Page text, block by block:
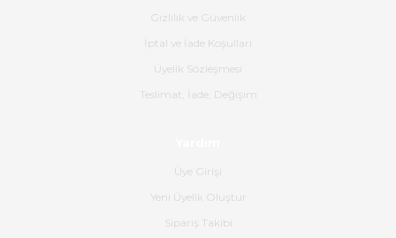
olmuş, tam istediğim gibi. Ayrıca
satış personeline de güzel ve
Gizlilik ve Güvenlik
İptal ve İade Koşulları
Üyelik Sözleşmesi
Teslimat, İade, Değişim
Üye Girişi
Yeni Üyelik Oluştur
Sipariş Takibi